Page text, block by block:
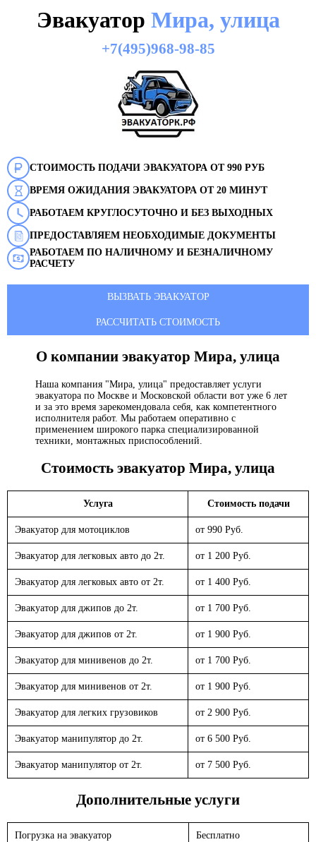
Эвакуатор Мира, улица
+7(495)968-98-85
СТОИМОСТЬ ПОДАЧИ ЭВАКУАТОРА ОТ 990 РУБ
ВРЕМЯ ОЖИДАНИЯ ЭВАКУАТОРА ОТ 20 МИНУТ
РАБОТАЕМ КРУГЛОСУТОЧНО И БЕЗ ВЫХОДНЫХ
ПРЕДОСТАВЛЯЕМ НЕОБХОДИМЫЕ ДОКУМЕНТЫ
РАБОТАЕМ ПО НАЛИЧНОМУ И БЕЗНАЛИЧНОМУ
РАСЧЕТУ
ВЫЗВАТЬ ЭВАКУАТОР
РАССЧИТАТЬ СТОИМОСТЬ
О компании эвакуатор Мира, улица
Наша компания "Мира, улица" предоставляет услуги
эвакуатора по Москве и Московской области вот уже 6 лет
и за это время зарекомендовала себя, как компетентного
исполнителя работ. Мы работаем оперативно с
применением широкого парка специализированной
техники, монтажных приспособлений.
Стоимость эвакуатор Мира, улица
Услуга Стоимость подачи
Эвакуатор для мотоциклов от 990 Руб.
Эвакуатор для легковых авто до 2т. от 1 200 Руб.
Эвакуатор для легковых авто от 2т. от 1 400 Руб.
Эвакуатор для джипов до 2т. от 1 700 Руб.
Эвакуатор для джипов от 2т. от 1 900 Руб.
Эвакуатор для минивенов до 2т. от 1 700 Руб.
Эвакуатор для минивенов от 2т. от 1 900 Руб.
Эвакуатор для легких грузовиков от 2 900 Руб.
Эвакуатор манипулятор до 2т. от 6 500 Руб.
Эвакуатор манипулятор от 2т. от 7 500 Руб.
Дополнительные услуги
Погрузка на эвакуатор Бесплатно